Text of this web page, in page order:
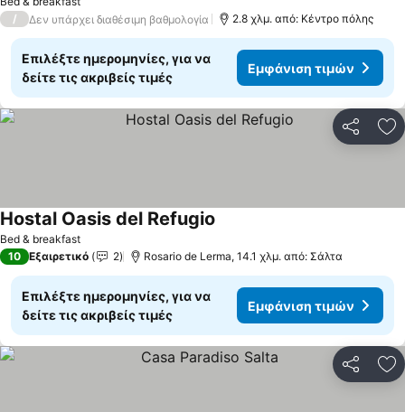
/
Δεν υπάρχει διαθέσιμη βαθμολογία 2.8 χλμ. από: Κέντρο πόλης
Επιλέξτε ημερομηνίες, για να
δείτε τις ακριβείς τιμές
Εμφάνιση τιμών
Bed & breakfast
Hostal Oasis del Refugio
10 Εξαιρετικό 2 Rosario de Lerma, 14.1 χλμ. από: Σάλτα
Επιλέξτε ημερομηνίες, για να
δείτε τις ακριβείς τιμές
Εμφάνιση τιμών